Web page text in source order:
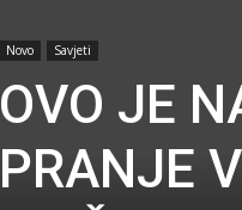
Novo Savjeti
OVO JE
PRANJE